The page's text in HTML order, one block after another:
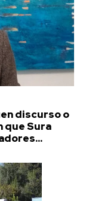
discurso o
que Sura